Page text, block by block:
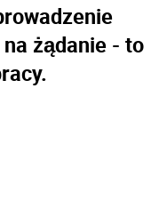
żądanie - to